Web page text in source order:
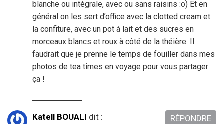
blanche ou intégrale, avec ou sans raisins :o) Et en
général on les sert d’office avec la clotted cream et
la confiture, avec un pot à lait et des sucres en
morceaux blancs et roux à côté de la théière. Il
faudrait que je prenne le temps de fouiller dans mes
photos de tea times en voyage pour vous partager
ça !
Katell BOUALI dit :
RÉPONDRE